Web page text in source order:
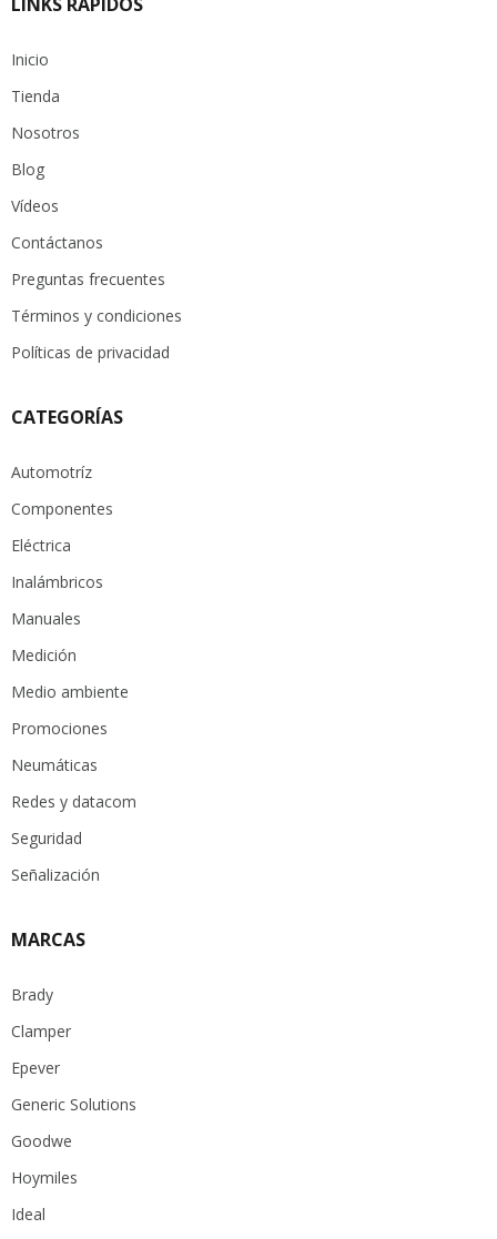
Inicio
Tienda
Nosotros
Blog
Vídeos
Contáctanos
Preguntas frecuentes
Términos y condiciones
Políticas de privacidad
CATEGORÍAS
Automotríz
Componentes
Eléctrica
Inalámbricos
Manuales
Medición
Medio ambiente
Promociones
Neumáticas
Redes y datacom
Seguridad
Señalización
MARCAS
Brady
Clamper
Epever
Generic Solutions
Goodwe
Hoymiles
Ideal